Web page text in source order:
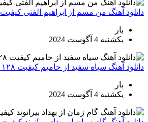
دانلود آهنگ من مسم از ابراهیم الفتی کیفیت ۱۲۸ + ۳۲۰
بار
یکشنبه 4 آگوست 2024
دانلود آهنگ سیاه سفید از حامیم کیفیت ۱۲۸ + ۳۲۰
بار
یکشنبه 4 آگوست 2024